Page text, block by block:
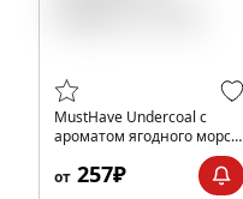
MustHave Undercoal с
ароматом ягодного морса,
от 257₽